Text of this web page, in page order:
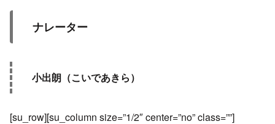
ナレーター
小出朗（こいであきら）
[su_row][su_column size=”1/2″ center=”no” class=””]